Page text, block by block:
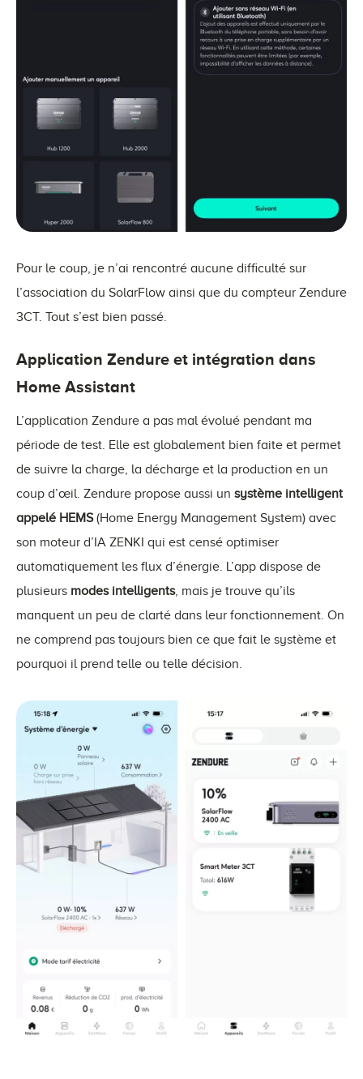
Pour le coup, je n’ai rencontré aucune difficulté sur
l’association du SolarFlow ainsi que du compteur Zendure
3CT. Tout s’est bien passé.
Application Zendure et intégration dans
Home Assistant
L’application Zendure a pas mal évolué pendant ma
période de test. Elle est globalement bien faite et permet
de suivre la charge, la décharge et la production en un
coup d’œil. Zendure propose aussi un système intelligent
appelé HEMS(Home Energy Management System) avec
son moteur d’IA ZENKI qui est censé optimiser
automatiquement les flux d’énergie. L’app dispose de
plusieurs modes intelligents, mais je trouve qu’ils
manquent un peu de clarté dans leur fonctionnement. On
ne comprend pas toujours bien ce que fait le système et
pourquoi il prend telle ou telle décision.